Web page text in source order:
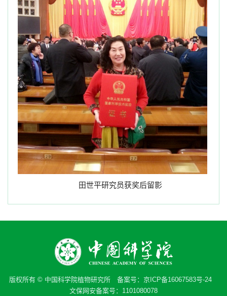
田世平研究员获奖后留影
版权所有 © 中国科学院植物研究所 备案号： 京ICP备16067583号-24
文保网安备案号：1101080078